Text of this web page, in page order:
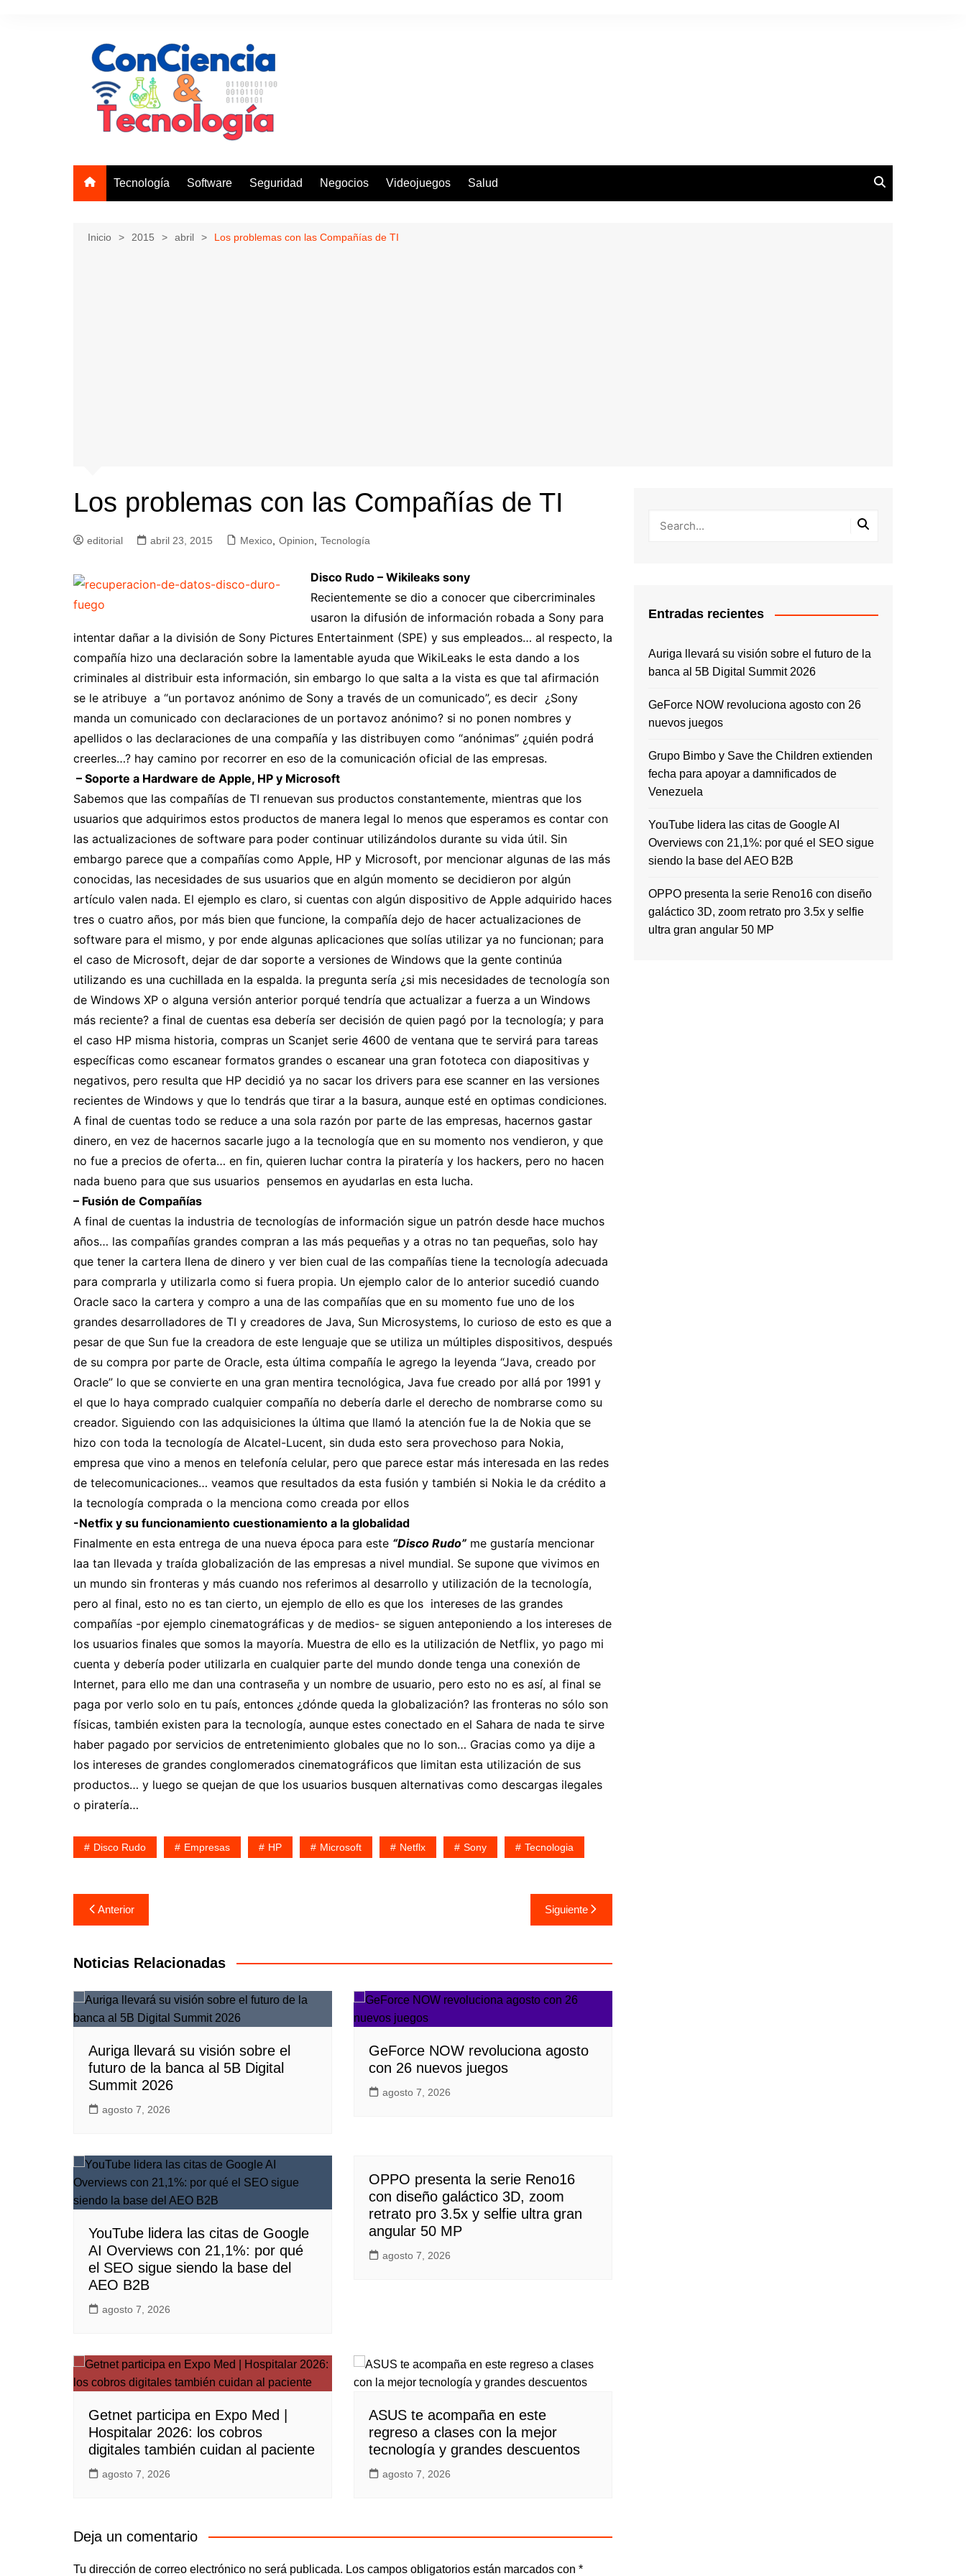
Tecnología Software Seguridad Negocios Videojuegos Salud
Inicio 2015 abril Los problemas con las Compañías de TI
Los problemas con las Compañías de TI
editorial abril 23, 2015 Mexico Opinion Tecnología
Disco Rudo – Wikileaks sony
Recientemente se dio a conocer que cibercriminales
usaron la difusión de información robada a Sony para
intentar dañar a la división de Sony Pictures Entertainment (SPE) y sus empleados… al respecto, la
compañía hizo una declaración sobre la lamentable ayuda que WikiLeaks le esta dando a los
criminales al distribuir esta información, sin embargo lo que salta a la vista es que tal afirmación
se le atribuye a “un portavoz anónimo de Sony a través de un comunicado”, es decir ¿Sony
manda un comunicado con declaraciones de un portavoz anónimo? si no ponen nombres y
apellidos o las declaraciones de una compañía y las distribuyen como “anónimas” ¿quién podrá
creerles…? hay camino por recorrer en eso de la comunicación oficial de las empresas.
– Soporte a Hardware de Apple, HP y Microsoft
Sabemos que las compañías de TI renuevan sus productos constantemente, mientras que los
usuarios que adquirimos estos productos de manera legal lo menos que esperamos es contar con
las actualizaciones de software para poder continuar utilizándolos durante su vida útil. Sin
embargo parece que a compañías como Apple, HP y Microsoft, por mencionar algunas de las más
conocidas, las necesidades de sus usuarios que en algún momento se decidieron por algún
artículo valen nada. El ejemplo es claro, si cuentas con algún dispositivo de Apple adquirido haces
tres o cuatro años, por más bien que funcione, la compañía dejo de hacer actualizaciones de
software para el mismo, y por ende algunas aplicaciones que solías utilizar ya no funcionan; para
el caso de Microsoft, dejar de dar soporte a versiones de Windows que la gente continúa
utilizando es una cuchillada en la espalda. la pregunta sería ¿si mis necesidades de tecnología son
de Windows XP o alguna versión anterior porqué tendría que actualizar a fuerza a un Windows
más reciente? a final de cuentas esa debería ser decisión de quien pagó por la tecnología; y para
el caso HP misma historia, compras un Scanjet serie 4600 de ventana que te servirá para tareas
específicas como escanear formatos grandes o escanear una gran fototeca con diapositivas y
negativos, pero resulta que HP decidió ya no sacar los drivers para ese scanner en las versiones
recientes de Windows y que lo tendrás que tirar a la basura, aunque esté en optimas condiciones.
A final de cuentas todo se reduce a una sola razón por parte de las empresas, hacernos gastar
dinero, en vez de hacernos sacarle jugo a la tecnología que en su momento nos vendieron, y que
no fue a precios de oferta… en fin, quieren luchar contra la piratería y los hackers, pero no hacen
nada bueno para que sus usuarios pensemos en ayudarlas en esta lucha.
– Fusión de Compañías
A final de cuentas la industria de tecnologías de información sigue un patrón desde hace muchos
años… las compañías grandes compran a las más pequeñas y a otras no tan pequeñas, solo hay
que tener la cartera llena de dinero y ver bien cual de las compañías tiene la tecnología adecuada
para comprarla y utilizarla como si fuera propia. Un ejemplo calor de lo anterior sucedió cuando
Oracle saco la cartera y compro a una de las compañías que en su momento fue uno de los
grandes desarrolladores de TI y creadores de Java, Sun Microsystems, lo curioso de esto es que a
pesar de que Sun fue la creadora de este lenguaje que se utiliza un múltiples dispositivos, después
de su compra por parte de Oracle, esta última compañía le agrego la leyenda “Java, creado por
Oracle” lo que se convierte en una gran mentira tecnológica, Java fue creado por allá por 1991 y
el que lo haya comprado cualquier compañía no debería darle el derecho de nombrarse como su
creador. Siguiendo con las adquisiciones la última que llamó la atención fue la de Nokia que se
hizo con toda la tecnología de Alcatel-Lucent, sin duda esto sera provechoso para Nokia,
empresa que vino a menos en telefonía celular, pero que parece estar más interesada en las redes
de telecomunicaciones… veamos que resultados da esta fusión y también si Nokia le da crédito a
la tecnología comprada o la menciona como creada por ellos
-Netfix y su funcionamiento cuestionamiento a la globalidad
Finalmente en esta entrega de una nueva época para este “Disco Rudo” me gustaría mencionar
laa tan llevada y traída globalización de las empresas a nivel mundial. Se supone que vivimos en
un mundo sin fronteras y más cuando nos referimos al desarrollo y utilización de la tecnología,
pero al final, esto no es tan cierto, un ejemplo de ello es que los intereses de las grandes
compañías -por ejemplo cinematográficas y de medios- se siguen anteponiendo a los intereses de
los usuarios finales que somos la mayoría. Muestra de ello es la utilización de Netflix, yo pago mi
cuenta y debería poder utilizarla en cualquier parte del mundo donde tenga una conexión de
Internet, para ello me dan una contraseña y un nombre de usuario, pero esto no es así, al final se
paga por verlo solo en tu país, entonces ¿dónde queda la globalización? las fronteras no sólo son
físicas, también existen para la tecnología, aunque estes conectado en el Sahara de nada te sirve
haber pagado por servicios de entretenimiento globales que no lo son… Gracias como ya dije a
los intereses de grandes conglomerados cinematográficos que limitan esta utilización de sus
productos… y luego se quejan de que los usuarios busquen alternativas como descargas ilegales
o piratería…
Disco Rudo Empresas HP Microsoft Netflx Sony Tecnologia
Navegación
de
entradas
Anterior Siguiente
Noticias Relacionadas
Auriga llevará su visión sobre el
futuro de la banca al 5B Digital
Summit 2026
agosto 7, 2026
GeForce NOW revoluciona agosto
con 26 nuevos juegos
agosto 7, 2026
YouTube lidera las citas de Google
AI Overviews con 21,1%: por qué
el SEO sigue siendo la base del
AEO B2B
agosto 7, 2026
OPPO presenta la serie Reno16
con diseño galáctico 3D, zoom
retrato pro 3.5x y selfie ultra gran
angular 50 MP
agosto 7, 2026
Getnet participa en Expo Med |
Hospitalar 2026: los cobros
digitales también cuidan al paciente
agosto 7, 2026
ASUS te acompaña en este
regreso a clases con la mejor
tecnología y grandes descuentos
agosto 7, 2026
Deja un comentario
Tu dirección de correo electrónico no será publicada. Los campos obligatorios están marcados con *
Entradas recientes
Auriga llevará su visión sobre el futuro de la
banca al 5B Digital Summit 2026
GeForce NOW revoluciona agosto con 26
nuevos juegos
Grupo Bimbo y Save the Children extienden
fecha para apoyar a damnificados de
Venezuela
YouTube lidera las citas de Google AI
Overviews con 21,1%: por qué el SEO sigue
siendo la base del AEO B2B
OPPO presenta la serie Reno16 con diseño
galáctico 3D, zoom retrato pro 3.5x y selfie
ultra gran angular 50 MP